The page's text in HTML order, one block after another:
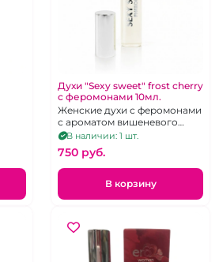
Духи "Sexy sweet" frost cherry
с феромонами 10мл.
Женские духи с феромонами
с ароматом вишеневого
мороженого.
В наличии: 1 шт.
750 pуб.
В корзину